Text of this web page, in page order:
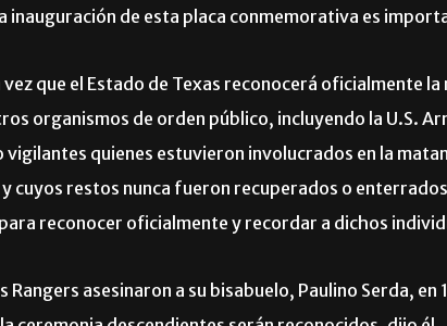
inauguración de esta placa conmemorativa es
vez que el Estado de Texas reconocerá oficialmente
organismos de orden público, incluyendo la U.S.
vigilantes quienes estuvieron involucrados en la
cuyos restos nunca fueron recuperados o
reconocer oficialmente y recordar a dichos
Rangers asesinaron a su bisabuelo, Paulino Serda, en